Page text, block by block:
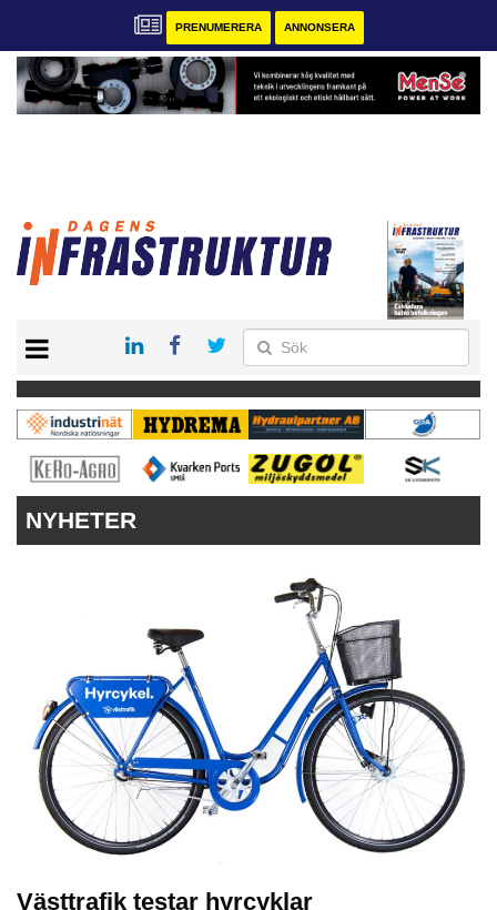
PRENUMERERA ANNONSERA
KONTAKT
VÅRA ANDRA MAGASIN
PRENUMERERA
NYHETER
Västtrafik testar hyrcyklar